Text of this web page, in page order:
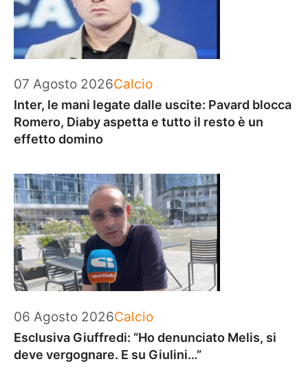
07 Agosto 2026Categorie
Calcio
Inter, le mani legate dalle uscite: Pavard blocca
Romero, Diaby aspetta e tutto il resto è un
effetto domino
06 Agosto 2026Categorie
Calcio
Esclusiva Giuffredi: “Ho denunciato Melis, si
deve vergognare. E su Giulini…”